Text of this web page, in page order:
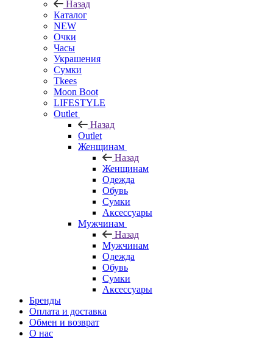
Назад
Каталог
NEW
Очки
Часы
Украшения
Сумки
Tkees
Moon Boot
LIFESTYLE
Outlet
Назад
Outlet
Женщинам
Назад
Женщинам
Одежда
Обувь
Сумки
Аксессуары
Мужчинам
Назад
Мужчинам
Одежда
Обувь
Сумки
Аксессуары
Бренды
Оплата и доставка
Обмен и возврат
О нас